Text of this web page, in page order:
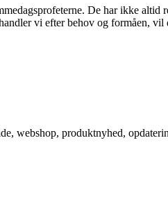
De har ikke altid
vi efter behov og formåen, vil
webshop, produktnyhed,